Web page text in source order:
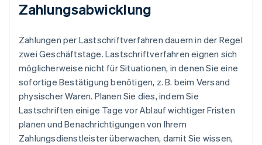
Zahlungsabwicklung
Zahlungen per Lastschriftverfahren dauern in der Regel
zwei Geschäftstage. Lastschriftverfahren eignen sich
möglicherweise nicht für Situationen, in denen Sie eine
sofortige Bestätigung benötigen, z. B. beim Versand
physischer Waren. Planen Sie dies, indem Sie
Lastschriften einige Tage vor Ablauf wichtiger Fristen
planen und Benachrichtigungen von Ihrem
Zahlungsdienstleister überwachen, damit Sie wissen,